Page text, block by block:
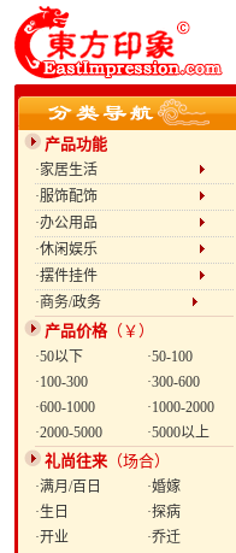
产品功能
·家居生活
·服饰配饰
·办公用品
·休闲娱乐
·摆件挂件
·商务/政务
产品价格（￥）
·50以下
·50-100
·100-300
·300-600
·600-1000
·1000-2000
·2000-5000
·5000以上
礼尚往来 （场合）
·满月/百日
·婚嫁
·生日
·探病
·开业
·乔迁